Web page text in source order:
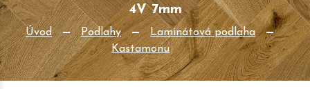
4V 7mm
Úvod Podlahy
Laminátová podlaha
Kastamonu